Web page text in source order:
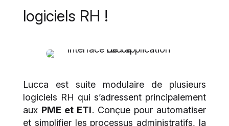
logiciels RH !
Lucca est suite modulaire de plusieurs
logiciels RH qui s’adressent principalement
aux PME et ETI. Conçue pour automatiser
et simplifier les processus administratifs, la